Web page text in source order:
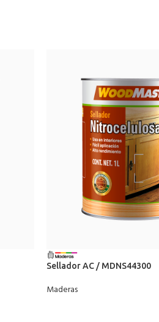
Sellador AC / MDNS44300
Maderas